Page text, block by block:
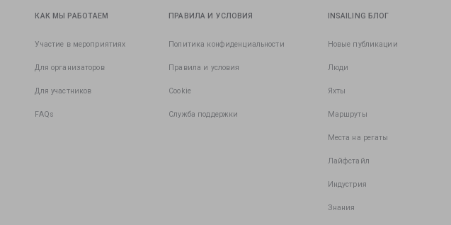
КАК МЫ РАБОТАЕМ
Участие в мероприятиях
Для организаторов
Для участников
FAQs
ПРАВИЛА И УСЛОВИЯ
Политика конфиденциальности
Правила и условия
Cookie
Служба поддержки
INSAILING БЛОГ
Новые публикации
Люди
Яхты
Маршруты
Места на регаты
Лайфстайл
Индустрия
Знания